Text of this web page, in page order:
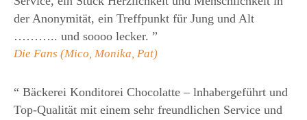
der Anonymität, ein Treffpunkt für Jung und Alt
……….. und soooo lecker. ”
Die Fans (Mico, Monika, Pat)
“ Bäckerei Konditorei Chocolatte – lnhabergeführt und
Top-Qualität mit einem sehr freundlichen Service und